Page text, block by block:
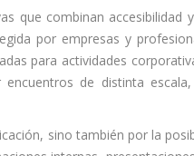
que combinan accesibilidad
por empresas y
para actividades
de distinta
sino también por la